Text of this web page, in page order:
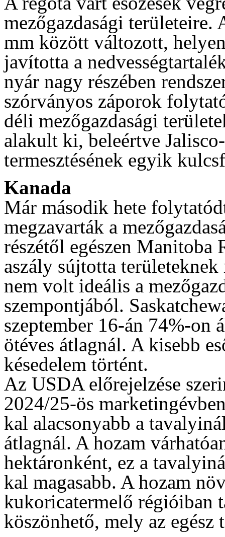
mezőgazdasági területeire.
mm között változott,
javította a
nyár nagy részében
szórványos záporok
déli mezőgazdasági
alakult ki, beleértve
termesztésének egyik
Kanada
Már második hete
megzavarták a
részétől egészen Manitoba
aszály sújtotta
nem volt ideális a
szempontjából.
szeptember 16-án 74%-on
ötéves átlagnál. A kisebb
késedelem történt.
Az USDA előrejelzése
2024/25-ös
kal alacsonyabb a
átlagnál. A hozam
hektáronként, ez a
kal magasabb. A hozam
kukoricatermelő régióiban
köszönhető, mely az egész